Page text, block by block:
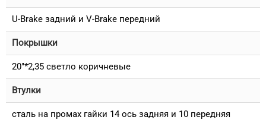
U-Brake задний и V-Brake передний
Покрышки
20"*2,35 светло коричневые
Втулки
сталь на промах гайки 14 ось задняя и 10 передняя